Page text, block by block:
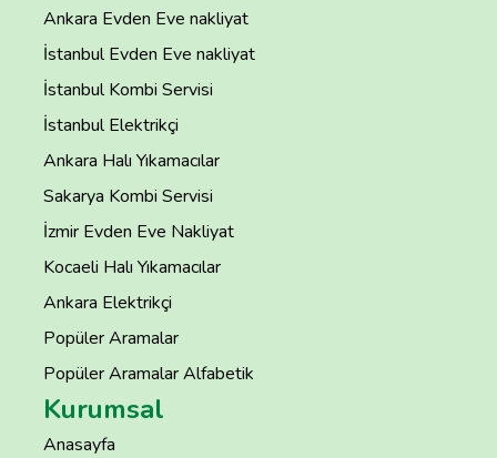
Ankara Evden Eve nakliyat
İstanbul Evden Eve nakliyat
İstanbul Kombi Servisi
İstanbul Elektrikçi
Ankara Halı Yıkamacılar
Sakarya Kombi Servisi
İzmir Evden Eve Nakliyat
Kocaeli Halı Yıkamacılar
Ankara Elektrikçi
Popüler Aramalar
Popüler Aramalar Alfabetik
Kurumsal
Anasayfa